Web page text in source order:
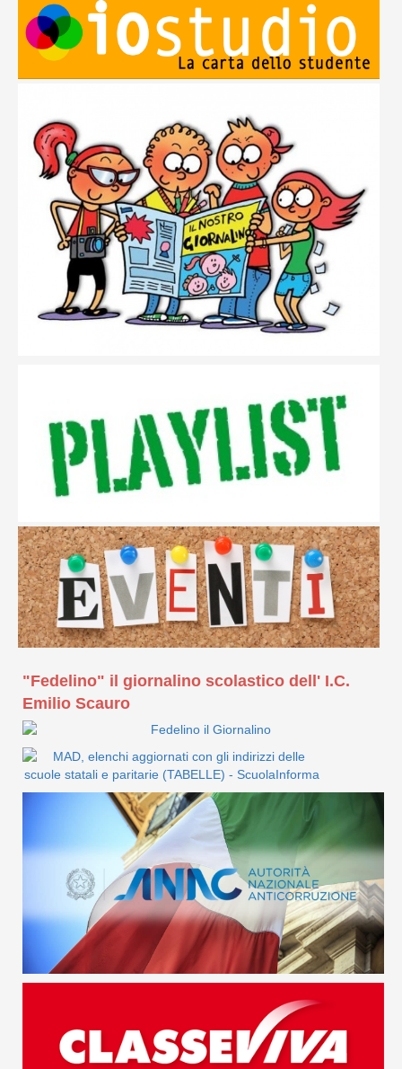
"Fedelino" il giornalino scolastico dell' I.C.
Emilio Scauro